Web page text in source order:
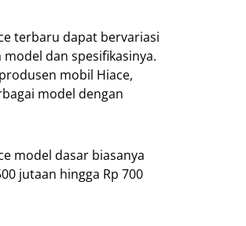
terbaru dapat bervariasi
dan spesifikasinya.
mobil Hiace,
model dengan
model dasar biasanya
jutaan hingga Rp 700